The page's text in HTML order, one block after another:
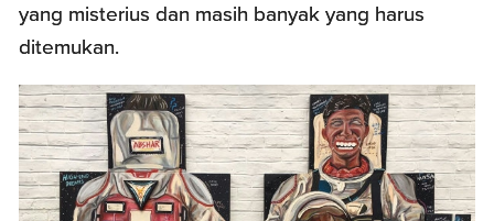
yang misterius dan masih banyak yang harus
ditemukan.